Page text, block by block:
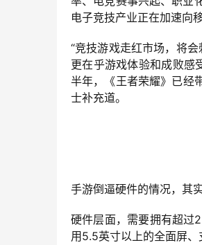
电子竞技产业正在加速向
“竞技游戏走红市场，将
更在乎游戏体验和成败感
半年，《王者荣耀》已经
士补充道。
手游倒逼硬件的情况，其
硬件层面，需要拥有超过
用5.5英寸以上的全面屏